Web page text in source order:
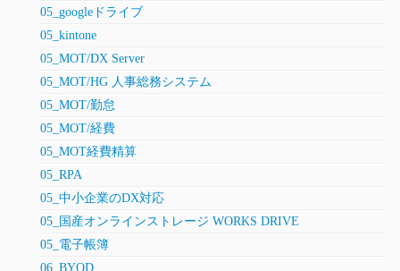
05_googleドライブ
05_kintone
05_MOT/DX Server
05_MOT/HG 人事総務システム
05_MOT/勤怠
05_MOT/経費
05_MOT経費精算
05_RPA
05_中小企業のDX対応
05_国産オンラインストレージ WORKS DRIVE
05_電子帳簿
06_BYOD